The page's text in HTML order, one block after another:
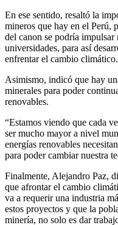
En ese sentido, resaltó la
mineros que hay en el Perú,
del canon se podría
universidades, para así
enfrentar el cambio climático.
Asimismo, indicó que hay
minerales para poder
renovables.
“Estamos viendo que cada
ser mucho mayor a nivel
energías renovables
para poder cambiar nuestra
Finalmente, Alejandro Paz,
que afrontar el cambio
va a requerir una industria
estos proyectos y que la
minería, no solo es dar